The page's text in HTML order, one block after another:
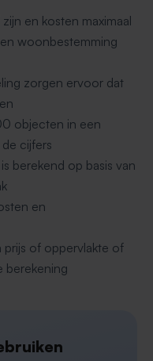
zijn en kosten maximaal
woonbestemming
zorgen ervoor dat
objecten in een
cijfers
is berekend op basis van
en
prijs of oppervlakte of
berekening